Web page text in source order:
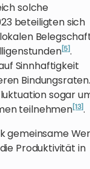
solche
beteiligten sich
[5].
Sinnhaftigkeit
Bindungsraten.
sogar
teilnehmen[13].
gemeinsame
Produktivität in